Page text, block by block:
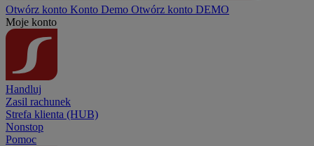
Otwórz konto Konto Demo Otwórz konto DEMO
Moje konto
Handluj
Zasil rachunek
Strefa klienta (HUB)
Nonstop
Pomoc